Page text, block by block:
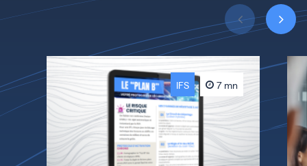
IFS 7 mn